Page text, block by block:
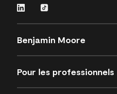
Benjamin Moore
Pour les professionnels